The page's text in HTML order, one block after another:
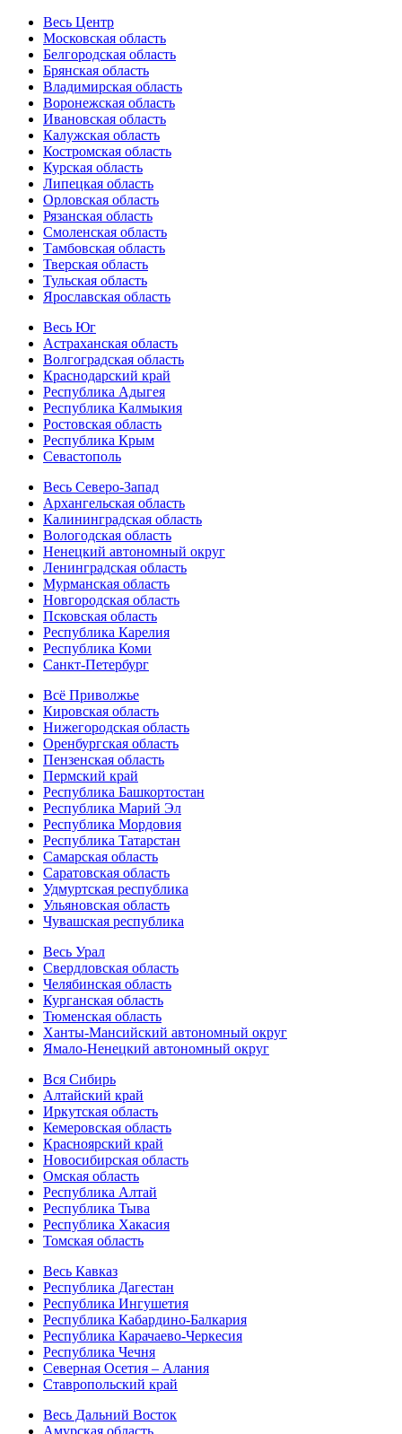
Весь Центр
Московская область
Белгородская область
Брянская область
Владимирская область
Воронежская область
Ивановская область
Калужская область
Костромская область
Курская область
Липецкая область
Орловская область
Рязанская область
Смоленская область
Тамбовская область
Тверская область
Тульская область
Ярославская область
Весь Юг
Астраханская область
Волгоградская область
Краснодарский край
Республика Адыгея
Республика Калмыкия
Ростовская область
Республика Крым
Севастополь
Весь Северо-Запад
Архангельская область
Калининградская область
Вологодская область
Ненецкий автономный округ
Ленинградская область
Мурманская область
Новгородская область
Псковская область
Республика Карелия
Республика Коми
Санкт-Петербург
Всё Приволжье
Кировская область
Нижегородская область
Оренбургская область
Пензенская область
Пермский край
Республика Башкортостан
Республика Марий Эл
Республика Мордовия
Республика Татарстан
Самарская область
Саратовская область
Удмуртская республика
Ульяновская область
Чувашская республика
Весь Урал
Свердловская область
Челябинская область
Курганская область
Тюменская область
Ханты-Мансийский автономный округ
Ямало-Ненецкий автономный округ
Вся Сибирь
Алтайский край
Иркутская область
Кемеровская область
Красноярский край
Новосибирская область
Омская область
Республика Алтай
Республика Тыва
Республика Хакасия
Томская область
Весь Кавказ
Республика Дагестан
Республика Ингушетия
Республика Кабардино-Балкария
Республика Карачаево-Черкесия
Республика Чечня
Северная Осетия – Алания
Ставропольский край
Весь Дальний Восток
Амурская область